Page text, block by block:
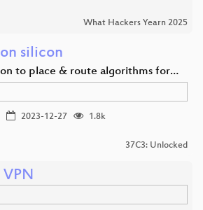
What Hackers Yearn 2025
silicon
to place & route algorithms for…
2023-12-27
1.8k
37C3: Unlocked